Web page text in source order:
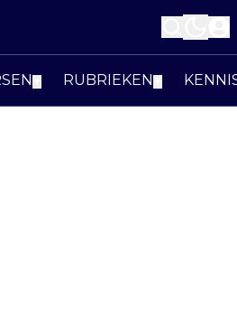
RUBRIEKEN